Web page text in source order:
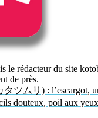
le rédacteur du site
de près.
ツムリ) : l’escargot,
douteux, poil aux